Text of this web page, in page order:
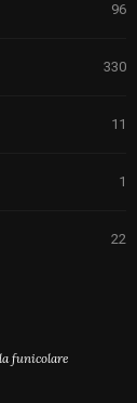
96
330
11
1
22
funicolare